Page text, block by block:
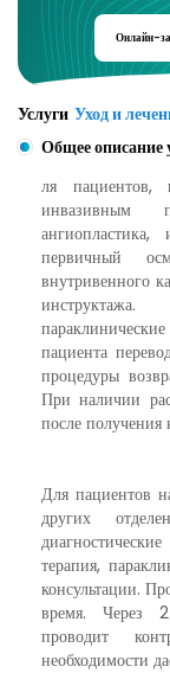
Онлайн-
Услуги Уход и
Общее описание
ля пациентов,
инвазивным
первичный
внутривенного
пациента
процедуры
При наличии
после получения
Для пациентов
других
терапия,
консультации.
время. Через
проводит
необходимости